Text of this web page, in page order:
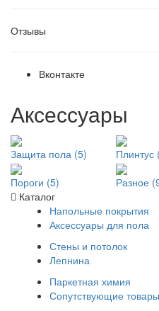
Отзывы
Вконтакте
Аксессуары
Защита пола (5) Плинтус
Пороги (5)
Разное
Каталог
Напольные покрытия
Аксессуары для пола
Стены и потолок
Лепнина
Паркетная химия
Сопутствующие